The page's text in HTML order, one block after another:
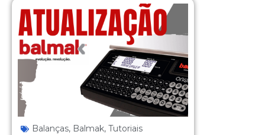
Balanças, Balmak, Tutoriais